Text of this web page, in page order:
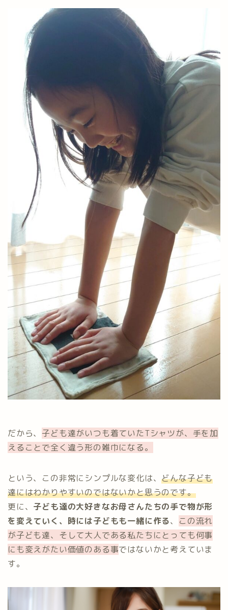
だから、 子ども達がいつも着ていたTシャツが、手を加
えることで全く違う形の雑巾になる。
という、この非常にシンプルな変化は、どんな子ども
達にはわかりやすいのではないかと思うのです。
更に、 子ども達の大好きなお母さんたちの手で物が形
を変えていく、時には子どもも一緒に作る、 この流れ
が子ども達、そして大人である私たちにとっても何事
にも変えがたい価値のある事ではないかと考えていま
す。